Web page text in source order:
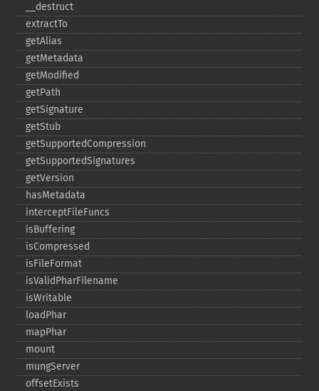
_​_​destruct
extractTo
getAlias
getMetadata
getModified
getPath
getSignature
getStub
getSupportedCompression
getSupportedSignatures
getVersion
hasMetadata
interceptFileFuncs
isBuffering
isCompressed
isFileFormat
isValidPharFilename
isWritable
loadPhar
mapPhar
mount
mungServer
offsetExists